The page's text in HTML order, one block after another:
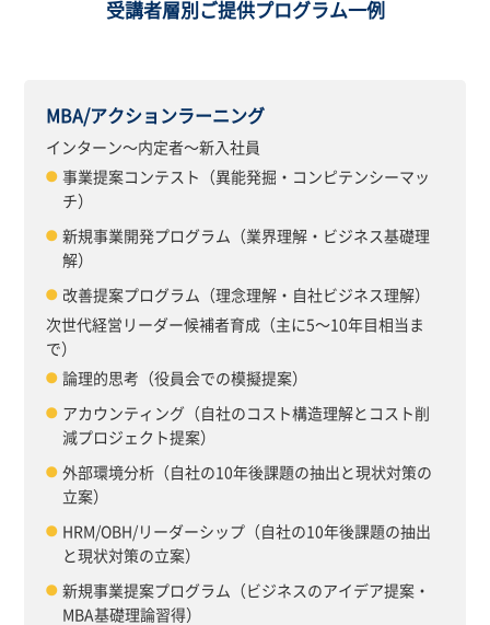
受講者層別ご提供プログラム一例
MBA/アクションラーニング
インターン〜内定者〜新入社員
事業提案コンテスト（異能発掘・コンピテンシーマッ
チ）
新規事業開発プログラム（業界理解・ビジネス基礎理
解）
改善提案プログラム（理念理解・自社ビジネス理解）
次世代経営リーダー候補者育成（主に5〜10年目相当ま
で）
論理的思考（役員会での模擬提案）
アカウンティング（自社のコスト構造理解とコスト削
減プロジェクト提案）
外部環境分析（自社の10年後課題の抽出と現状対策の
立案）
HRM/OBH/リーダーシップ（自社の10年後課題の抽出
と現状対策の立案）
新規事業提案プログラム（ビジネスのアイデア提案・
MBA基礎理論習得）